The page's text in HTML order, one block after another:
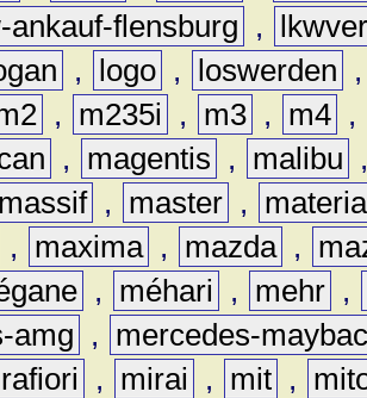
ankauf-flensburg ,
, logo , loswerden
, m235i , m3 , m4 ,
, magentis , malibu
massif , master ,
materia
, maxima , mazda ,
, méhari , mehr ,
amg
,
mercedes-
, mirai , mit ,